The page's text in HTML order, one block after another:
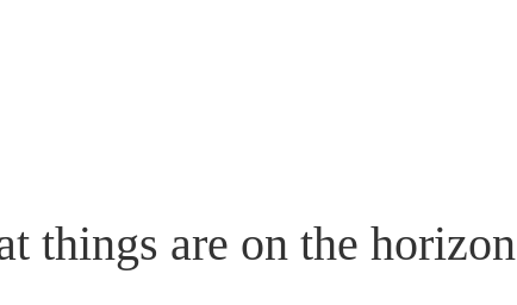
things are on the horizon